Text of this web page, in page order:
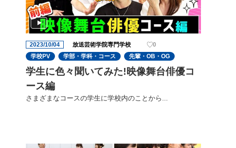
2023/10/04 放送芸術学院専門学校
0
学校PV
学部・学科・コース 先輩・OB・OG
学生に色々聞いてみた!映像舞台俳優コ
ース編
さまざまなコースの学生に学校内のことから...